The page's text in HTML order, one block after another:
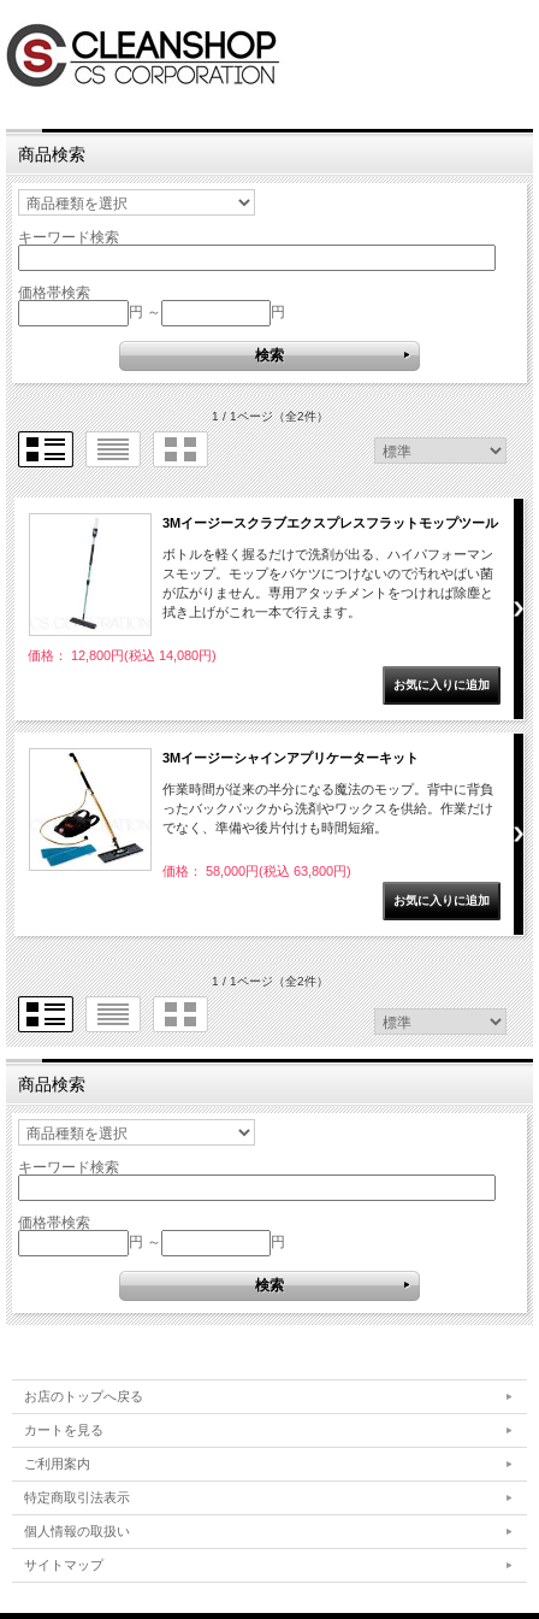
商品検索
キーワード検索
価格帯検索
円 ～
円
1 / 1ページ（全2件）
3Mイージースクラブエクスプレスフラットモップツール
ボトルを軽く握るだけで洗剤が出る、ハイパフォーマン
スモップ。モップをバケツにつけないので汚れやばい菌
が広がりません。専用アタッチメントをつければ除塵と
拭き上げがこれ一本で行えます。
価格： 12,800円(税込 14,080円)
3Mイージーシャインアプリケーターキット
作業時間が従来の半分になる魔法のモップ。背中に背負
ったバックパックから洗剤やワックスを供給。作業だけ
でなく、準備や後片付けも時間短縮。
価格： 58,000円(税込 63,800円)
1 / 1ページ（全2件）
商品検索
キーワード検索
価格帯検索
円 ～
円
お店のトップへ戻る
カートを見る
ご利用案内
特定商取引法表示
個人情報の取扱い
サイトマップ